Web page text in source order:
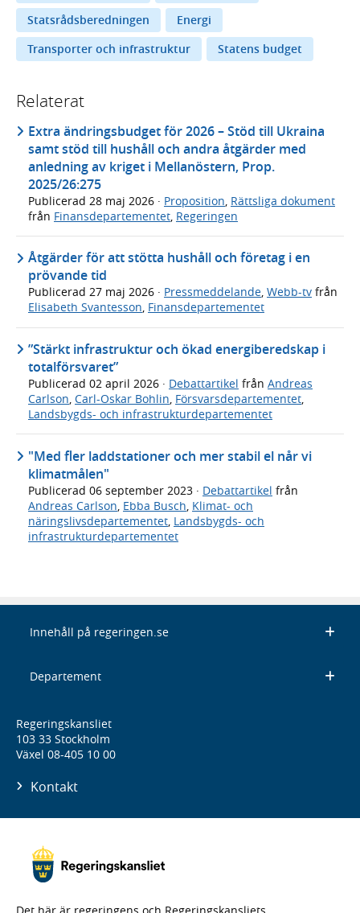
Statsrådsberedningen
Energi
Transporter och infrastruktur
Statens budget
Relaterat
Extra ändringsbudget för 2026 – Stöd till Ukraina
samt stöd till hushåll och andra åtgärder med
anledning av kriget i Mellanöstern, Prop.
2025/26:275
Publicerad 28 maj 2026 · Proposition Rättsliga dokument
från Finansdepartementet Regeringen
Åtgärder för att stötta hushåll och företag i en
prövande tid
Publicerad 27 maj 2026 · Pressmeddelande, Webb-tv från
Elisabeth Svantesson, Finansdepartementet
”Stärkt infrastruktur och ökad energiberedskap i
totalförsvaret”
Publicerad 02 april 2026 · Debattartikel från Andreas
Carlson, Carl-Oskar Bohlin, Försvarsdepartementet,
Landsbygds- och infrastrukturdepartementet
"Med fler laddstationer och mer stabil el når vi
klimatmålen"
Publicerad 06 september 2023 · Debattartikel från
Andreas Carlson Ebba Busch Klimat- och
näringslivsdepartementet Landsbygds- och
infrastrukturdepartementet
Innehåll på regeringen.se
Departement
Regeringskansliet
103 33 Stockholm
Växel 08-405 10 00
Kontakt